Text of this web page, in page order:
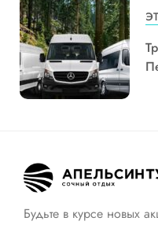
Будьте в курсе новых